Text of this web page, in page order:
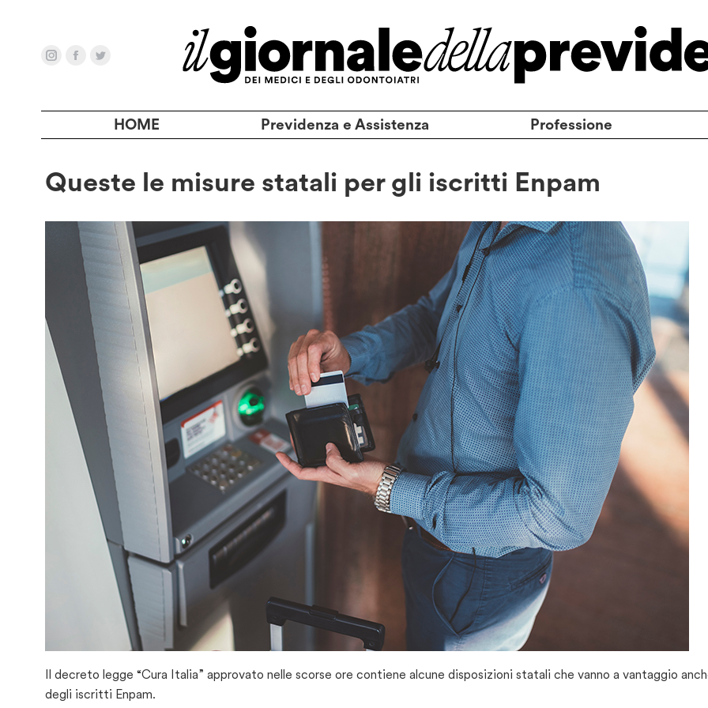
HOME Previdenza e Assistenza Professione
Queste le misure statali per gli iscritti Enpam
Il decreto legge “Cura Italia” approvato nelle scorse ore contiene alcune disposizioni statali che vanno a vantaggio
degli iscritti Enpam.